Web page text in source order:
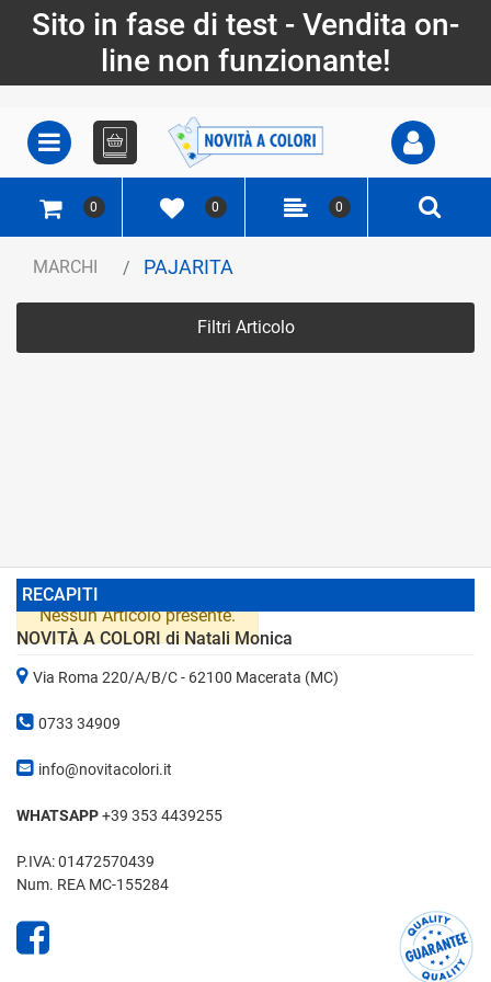
Sito in fase di test - Vendita on-
line non funzionante!
Open Open menu
0 0 0
MARCHI PAJARITA
Filtri Articolo
Nessun Articolo presente.
RECAPITI
NOVITÀ A COLORI di Natali Monica
Via Roma 220/A/B/C - 62100 Macerata (MC)
0733 34909
info@novitacolori.it
WHATSAPP+39 353 4439255
P.IVA: 01472570439
Num. REA MC-155284
Facebook